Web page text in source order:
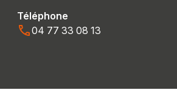
Téléphone
04 77 33 08 13